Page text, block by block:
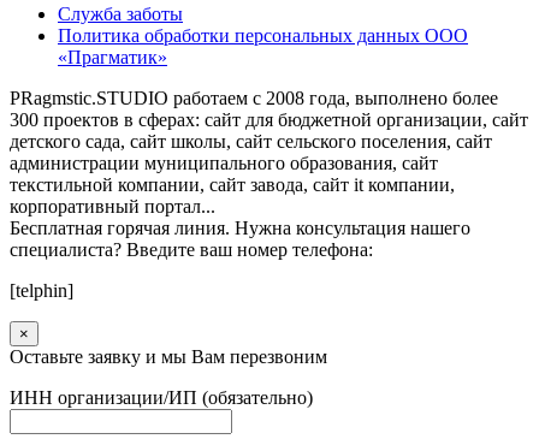
Служба заботы
Политика обработки персональных данных ООО
«Прагматик»
PRagmstic.STUDIO работаем с 2008 года, выполнено более
300 проектов в сферах: сайт для бюджетной организации, сайт
детского сада, сайт школы, сайт сельского поселения, сайт
администрации муниципального образования, сайт
текстильной компании, сайт завода, сайт it компании,
корпоративный портал...
Бесплатная горячая линия. Нужна консультация нашего
специалиста? Введите ваш номер телефона:
[telphin]
×
Оставьте заявку и мы Вам перезвоним
ИНН организации/ИП (обязательно)